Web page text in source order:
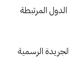
المرتبطة
الرسمية